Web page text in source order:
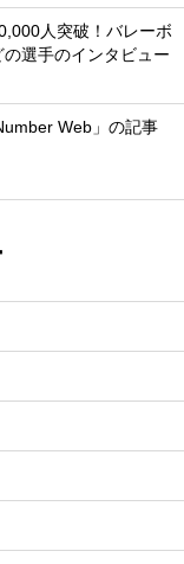
人突破！バレーボ
選手のインタビュー
Web」の記事